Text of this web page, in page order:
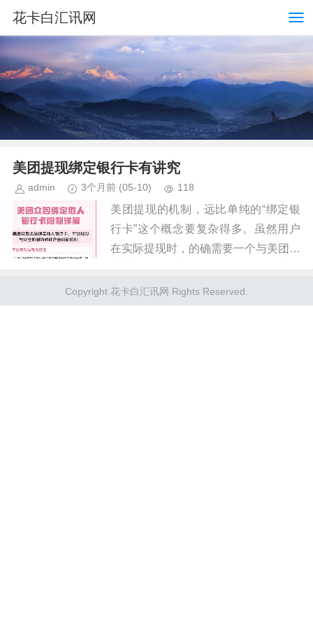
花卡白汇讯网
美团提现绑定银行卡有讲究
admin 3个月前 (05-10) 118
美团提现的机制，远比单纯的“绑定银
行卡”这个概念要复杂得多。虽然用户
在实际提现时，的确需要一个与美团账
银行卡的作用远不止于支付，它更像是
一个安全连接，以及美团系统验证...
Copyright 花卡白汇讯网 Rights Reserved.